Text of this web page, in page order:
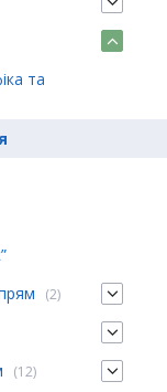
та
(2)
(12)